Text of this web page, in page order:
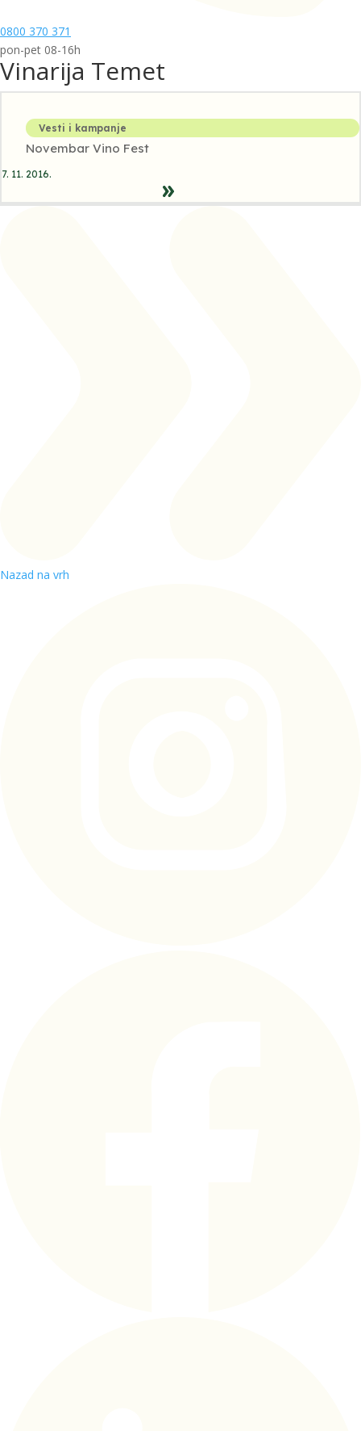
0800 370 371
pon-pet 08-16h
Vinarija Temet
Vesti i kampanje
Novembar Vino Fest
7. 11. 2016.
Nazad na vrh